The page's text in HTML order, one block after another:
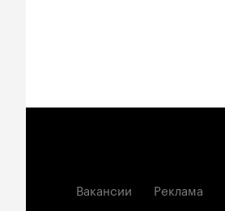
Вакансии Реклама